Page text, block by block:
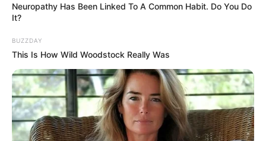
PRIX JEAN BOILLEREAU notre regret
Pour vous proposer le meilleur pronostic PMU
gagnant en 6 chevaux nous n’avons pas d’autre
solution que de faire des choix, ce sera donc notre
regret du jour, cela dit pour venir pimenter les
rapports, et si vous avez les moyens de l’intégrer
dans une combinaison en champ élargi, alors
Neuropathy Has Been Linked To A Common Habit. Do You Do
It?
BUZZDAY
This Is How Wild Woodstock Really Was